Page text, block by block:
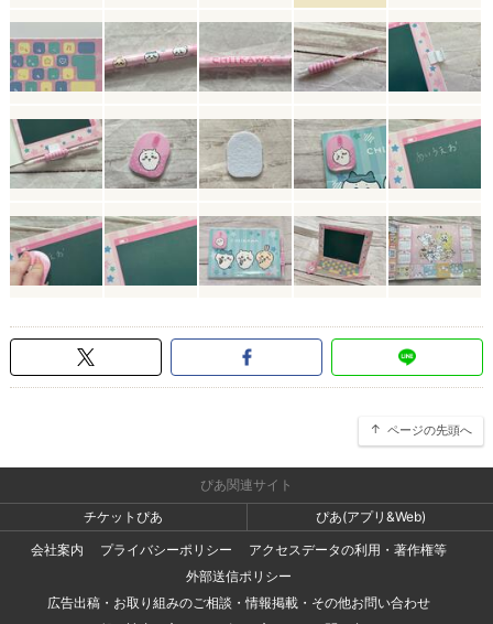
ページの先頭へ
ぴあ関連サイト
チケットぴあ
ぴあ(アプリ&Web)
会社案内
プライバシーポリシー
アクセスデータの利用・著作権等
外部送信ポリシー
広告出稿・お取り組みのご相談・情報掲載・その他お問い合わせ